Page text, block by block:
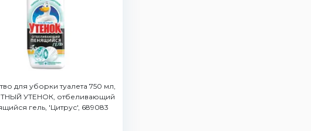
для уборки туалета 750 мл,
УТЕНОК, отбеливающий
гель, 'Цитрус', 689083